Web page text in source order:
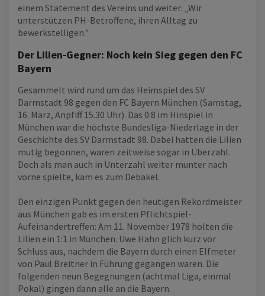
einem Statement des Vereins und weiter: „Wir
unterstützen PH-Betroffene, ihren Alltag zu
bewerkstelligen."
Der Lilien-Gegner: Noch kein Sieg gegen den FC
Bayern
Gesammelt wird rund um das Heimspiel des SV
Darmstadt 98 gegen den FC Bayern München (Samstag,
16. März, Anpfiff 15.30 Uhr). Das 0:8 im Hinspiel in
München war die höchste Bundesliga-Niederlage in der
Geschichte des SV Darmstadt 98. Dabei hatten die Lilien
mutig begonnen, waren zeitweise sogar in Überzahl.
Doch als man auch in Unterzahl weiter munter nach
vorne spielte, kam es zum Debakel.
Den einzigen Punkt gegen den heutigen Rekordmeister
aus München gab es im ersten Pflichtspiel-
Aufeinandertreffen: Am 11. November 1978 holten die
Lilien ein 1:1 in München. Uwe Hahn glich kurz vor
Schluss aus, nachdem die Bayern durch einen Elfmeter
von Paul Breitner in Führung gegangen waren. Die
folgenden neun Begegnungen (achtmal Liga, einmal
Pokal) gingen dann alle an die Bayern.